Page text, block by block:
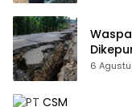
Sudah
6